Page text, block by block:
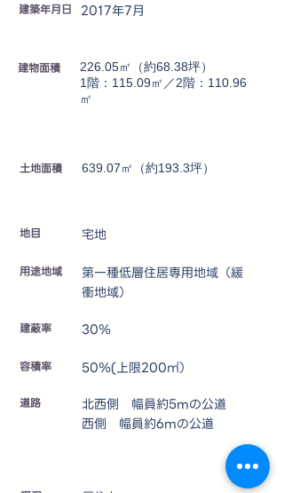
建築年月日 2017年7月
建物面積
226.05㎡（約68.38坪）
1階：115.09㎡／2階：110.96
㎡
土地面積 639.07㎡（約193.3坪）
地目 宅地
用途地域
第一種低層住居専用地域（緩
衝地域）
建蔽率 30％
容積率 50％(上限200㎡）
道路
北西側 幅員約5mの公道
西側 幅員約6mの公道